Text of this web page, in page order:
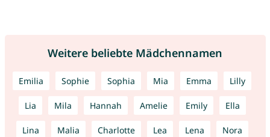
Weitere beliebte Mädchennamen
Emilia Sophie Sophia Mia Emma Lilly
Lia Mila Hannah Amelie Emily Ella
Lina Malia Charlotte Lea Lena Nora